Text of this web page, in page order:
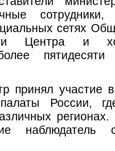
сетях
Центра и
принял участие
России,
наблюдатель